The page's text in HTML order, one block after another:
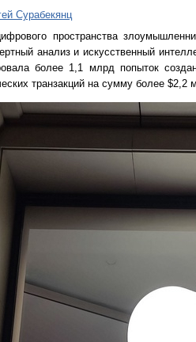
Сурабекянц
пространства
анализ и искусственный
более 1,1 млрд попыток
транзакций на сумму более